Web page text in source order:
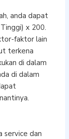
anda dapat
x 200.
faktor lain
terkena
di dalam
di dalam
service dan